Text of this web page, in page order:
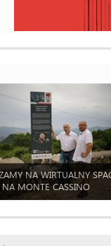
NA WIRTUALNY
NA MONTE CASSINO